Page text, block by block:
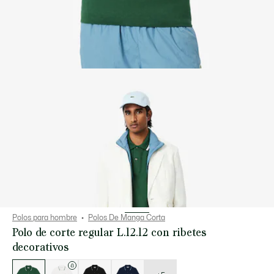
Polos para hombre Polos De Manga Corta
Polo de corte regular L.12.12 con ribetes
decorativos
de